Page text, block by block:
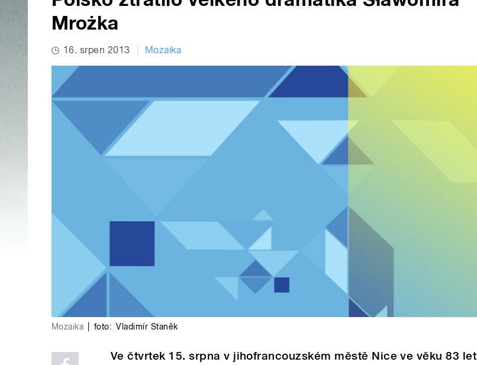
Mrożka
16. srpen 2013 Mozaika
Mozaika foto: Vladimír Staněk
Ve čtvrtek 15. srpna v jihofrancouzském městě Nice ve věku 83 let